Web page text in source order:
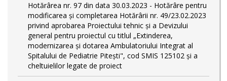
Hotărârea nr. 97 din data 30.03.2023 - Hotărâre pentru
modificarea și completarea Hotărârii nr. 49/23.02.2023
privind aprobarea Proiectului tehnic și a Devizului
general pentru proiectul cu titlul „Extinderea,
modernizarea și dotarea Ambulatoriului Integrat al
Spitalului de Pediatrie Pitești", cod SMIS 125102 și a
cheltuielilor legate de proiect